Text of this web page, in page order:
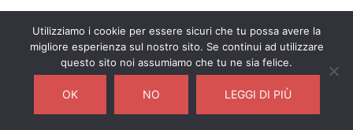
© 2026 Parrocchia di Balconi. Proudly powered by
Sydney
Utilizziamo i cookie per essere sicuri che tu possa avere la
migliore esperienza sul nostro sito. Se continui ad utilizzare
questo sito noi assumiamo che tu ne sia felice.
OK NO LEGGI DI PIÙ